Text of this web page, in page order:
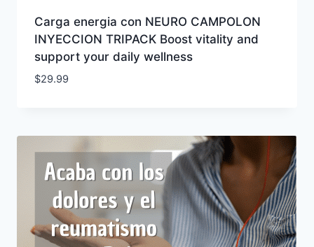
Carga energia con NEURO CAMPOLON
INYECCION TRIPACK Boost vitality and
support your daily wellness
$29.99